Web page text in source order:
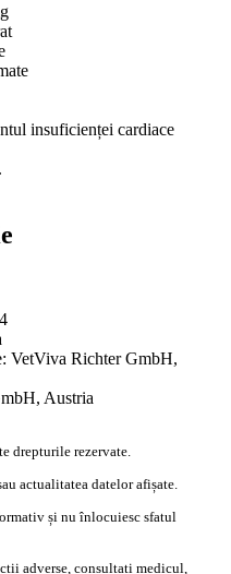
insuficienței cardiace
VetViva Richter GmbH,
Austria
drepturile rezervate.
actualitatea datelor afișate.
și nu înlocuiesc sfatul
adverse, consultați medicul,